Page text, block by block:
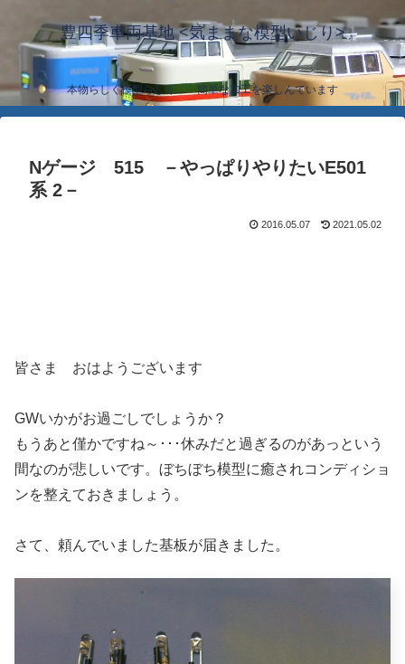
豊四季車両基地 <気ままな模型いじり>
本物らしく模型らしく… 簡単な加工を楽しんでいます
Nゲージ 515 －やっぱりやりたいE501
系 2－
2016.05.07 2021.05.02
皆さま おはようございます
GWいかがお過ごしでしょうか？
もうあと僅かですね～･･･休みだと過ぎるのがあっという
間なのが悲しいです。ぼちぼち模型に癒されコンディショ
ンを整えておきましょう。
さて、頼んでいました基板が届きました。